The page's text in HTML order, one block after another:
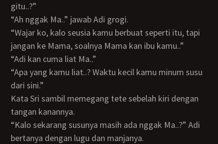
gitu..?”
“Ah nggak Ma..” jawab Adi grogi.
“Wajar ko, kalo seusia kamu berbuat seperti itu, tapi
jangan ke Mama, soalnya Mama kan ibu kamu..”
“Adi kan cuma liat Ma..”
“Apa yang kamu liat..? Waktu kecil kamu minum susu
dari sini.”
kata Sri sambil memegang tete sebelah kiri dengan
tangan kanannya.
“Kalo sekarang susunya masih ada nggak Ma..?” Adi
bertanya dengan lugu dan manjanya.